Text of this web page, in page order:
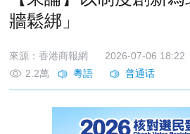
牆鬆綁」
來源：香港商報網
2026-07-06 18:22
2.2萬